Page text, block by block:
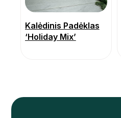
Kalėdinis Padėklas
‘Holiday Mix’